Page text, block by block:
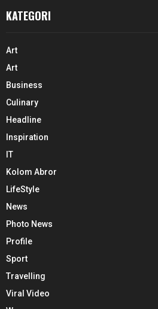
KATEGORI
Art
Art
Business
Culinary
Headline
Inspiration
IT
Kolom Abror
LifeStyle
News
Photo News
Profile
Sport
Travelling
Viral Video